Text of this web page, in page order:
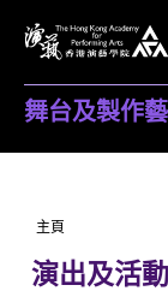
舞台及製作
主頁
演出及活動